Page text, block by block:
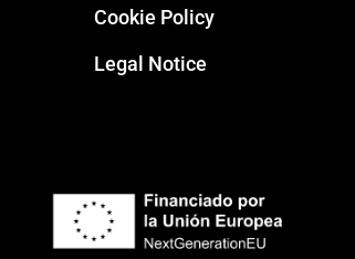
Cookie Policy
Legal Notice